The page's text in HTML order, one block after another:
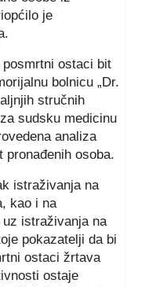
je
ostaci bit
bolnicu „Dr.
stručnih
sudsku medicinu
analiza
pronađenih osoba.
istraživanja na
kao i na
istraživanja na
pokazatelji da bi
ostaci žrtava
ostaje